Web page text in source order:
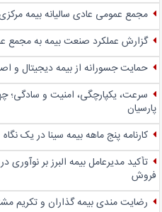
مجمع عمومی عادی سالیانه بیمه مرکزی
گزارش عملکرد صنعت بیمه به مجمع
حمایت جسورانه از بیمه دیجیتال و
سرعت، یکپارچگی، امنیت و سادگی؛
پارسیان
کارنامه پنج ماهه بیمه سینا در یک نگاه
تأکید مدیرعامل بیمه البرز بر نوآوری
فروش
رضایت مندی بیمه گذاران و تکریم